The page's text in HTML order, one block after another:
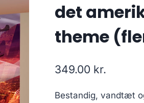
det
theme
349.00 kr.
Bestandig, vandtæt